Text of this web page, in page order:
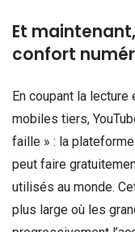
Et
confort
En coupant la lecture
mobiles tiers,
faille » : la
peut faire
utilisés au monde.
plus large où les